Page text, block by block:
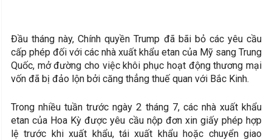
Đầu tháng này, Chính quyền Trump đã bãi bỏ các yêu cầu
cấp phép đối với các nhà xuất khẩu etan của Mỹ sang Trung
Quốc, mở đường cho việc khôi phục hoạt động thương mại
vốn đã bị đảo lộn bởi căng thẳng thuế quan với Bắc Kinh.
Trong nhiều tuần trước ngày 2 tháng 7, các nhà xuất khẩu
etan của Hoa Kỳ được yêu cầu nộp đơn xin giấy phép hợp
lệ trước khi xuất khẩu, tái xuất khẩu hoặc chuyển giao